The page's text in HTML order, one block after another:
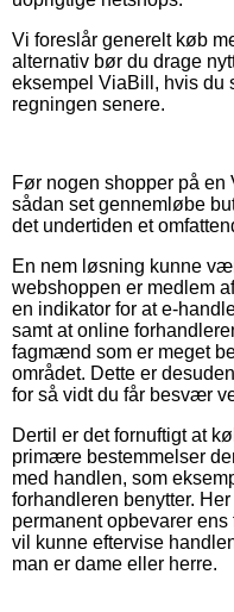
Vi foreslår generelt køb
alternativ bør du drage
eksempel ViaBill, hvis du
regningen senere.
Før nogen shopper på en
sådan set gennemløbe
det undertiden et
En nem løsning kunne
webshoppen er medlem
en indikator for at e-
samt at online
fagmænd som er meget
området. Dette er
for så vidt du får besvær
Dertil er det fornuftigt at
primære bestemmelser
med handlen, som
forhandleren benytter.
permanent opbevarer
vil kunne eftervise
man er dame eller herre.